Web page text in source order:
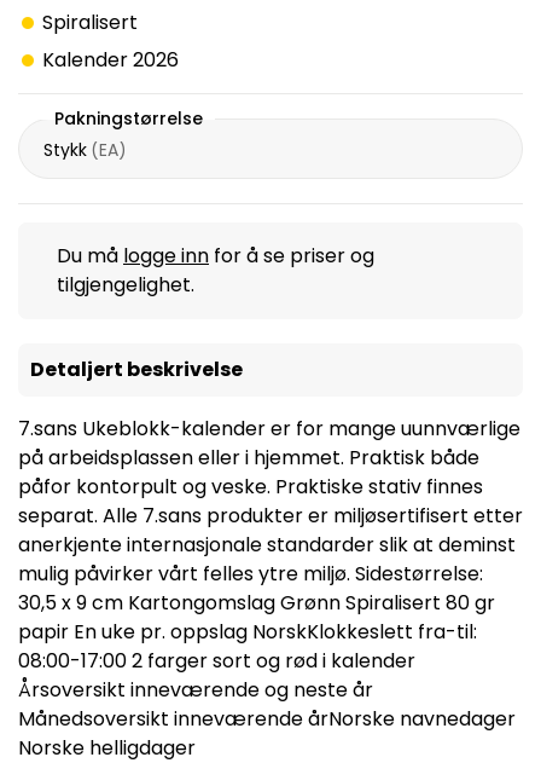
Spiralisert
Kalender 2026
Pakningstørrelse
Stykk (EA)
Du må logge inn for å se priser og
tilgjengelighet.
Detaljert beskrivelse
7.sans Ukeblokk-kalender er for mange uunnværlige
på arbeidsplassen eller i hjemmet. Praktisk både
påfor kontorpult og veske. Praktiske stativ finnes
separat. Alle 7.sans produkter er miljøsertifisert etter
anerkjente internasjonale standarder slik at deminst
mulig påvirker vårt felles ytre miljø. Sidestørrelse:
30,5 x 9 cm Kartongomslag Grønn Spiralisert 80 gr
papir En uke pr. oppslag NorskKlokkeslett fra-til:
08:00-17:00 2 farger sort og rød i kalender
Årsoversikt inneværende og neste år
Månedsoversikt inneværende årNorske navnedager
Norske helligdager